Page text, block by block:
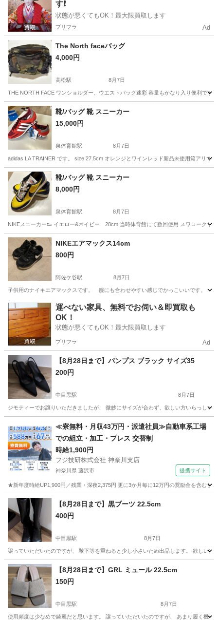
す❗️
状態が悪くてもOK！最大限買取します
プリフラ Ad
The North faceバッグ
4,000円
高松駅 8月7日
THE NORTH FACE ワンショルダー、ウエストバック迷彩 容量もかなり入り便利です
東京 立川市 高松駅 バッグ ワンショルダー
靴/バッグ 靴 スニーカー
15,000円
泉体育館駅 8月7日
adidas LA TRAINER です。 size 27.5cm オレンジとワインレッド新品未使用箱アリ
東京 立川市 泉体育館駅 adidas
靴/バッグ 靴 スニーカー
8,000円
泉体育館駅 8月7日
NIKEスニーカー👟 イエロー&ネイビー 28cm 当時体育館にて数回使用 スワロークリ
東京 立川市 靴
NIKEエアマックス14cm
800円
阿佐ケ谷駅 8月7日
子供用のナイキエアマックスです。 服にも合わせやすい感じでかっこいいです。
東京 杉並区 阿佐ケ谷駅 靴
運べない家具、無料でお伺い＆即買取も
OK！
状態が悪くてもOK！最大限買取します
プリフラ Ad
【8月28日まで】パンプス ブラック サイズ35
200円
中目黒駅 8月7日
ジモティーでお譲りいただきましたが、 微妙にサイズが合わず、欲しい方いらっしゃ
中目黒駅 靴 譲り
≪寮無料・月収43万円・派遣社員≫自動車系工場
での組立・加工・プレス 交替制
時給1,900円
フジ技研株式会社 神奈川支店
神奈川県 藤沢市 提携サイト
★新年度時給UP1,900円／残業・深夜2,375円 更に3か月毎に12万円の奨励金を含む
神奈川 藤沢市 その他
【8月28日まで】黒ブーツ 22.5cm
400円
中目黒駅 8月7日
譲っていただいたのですが、 靴下等を重ねると少し小さいため出品します。 欲しい方
東京 目黒区 中目黒駅 靴
【8月28日まで】GRL ミュール 22.5cm
150円
中目黒駅 8月7日
使用頻度は少なめで綺麗だと思います。 譲っていただいたのですが、 あまり履く機